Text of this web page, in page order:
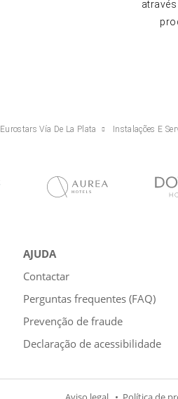
Eurostars Vía De La Plata Instalações E
AJUDA
Contactar
Perguntas frequentes (FAQ)
Prevenção de fraude
Declaração de acessibilidade